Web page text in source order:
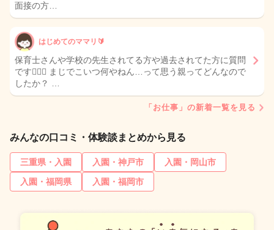
面接の方…
はじめてのママリ🔰
保育士さんや学校の先生されてる方や過去されてた方に質問
です🙋🏻‍♀️ まじでこいつ何やねん…って思う親ってどんなので
したか？ …
「お仕事」の新着一覧を見る
みんなの口コミ・体験談まとめから見る
三重県・入園 入園・神戸市
入園・岡山市
入園・福岡県
入園・福岡市